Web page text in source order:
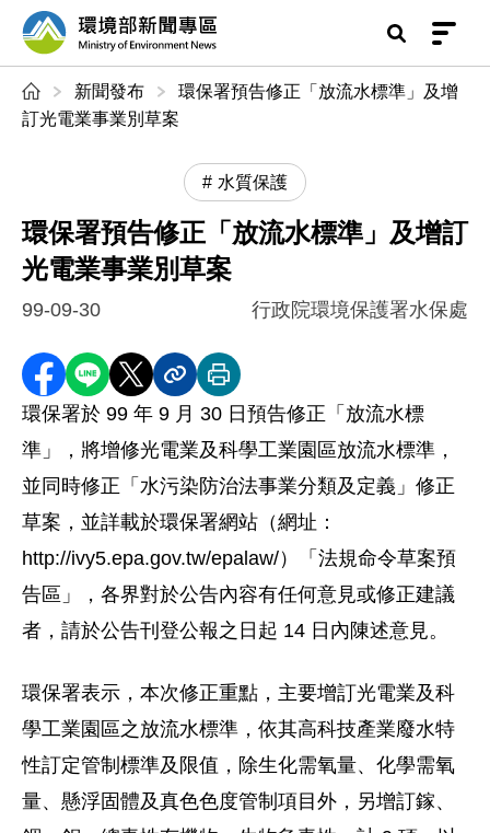
前往中央內容區塊
環境部新聞專區
新聞發布
環保署預告修正「放流水標準」及增
訂光電業事業別草案
水質保護
環保署預告修正「放流水標準」及增訂
光電業事業別草案
99-09-30 行政院環境保護署水保處
分享至 Facebook
分享到 LINE
分享到 X分享內容連結
列印本頁
環保署於 99 年 9 月 30 日預告修正「放流水標
準」，將增修光電業及科學工業園區放流水標準，
並同時修正「水污染防治法事業分類及定義」修正
草案，並詳載於環保署網站（網址：
http://ivy5.epa.gov.tw/epalaw/）「法規命令草案預
告區」，各界對於公告內容有任何意見或修正建議
者，請於公告刊登公報之日起 14 日內陳述意見。
環保署表示，本次修正重點，主要增訂光電業及科
學工業園區之放流水標準，依其高科技產業廢水特
性訂定管制標準及限值，除生化需氧量、化學需氧
量、懸浮固體及真色色度管制項目外，另增訂鎵、